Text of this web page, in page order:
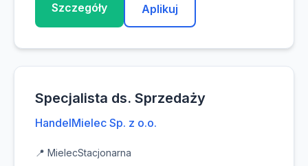
Szczegóły Aplikuj
Specjalista ds. Sprzedaży
HandelMielec Sp. z o.o.
📍 MielecStacjonarna